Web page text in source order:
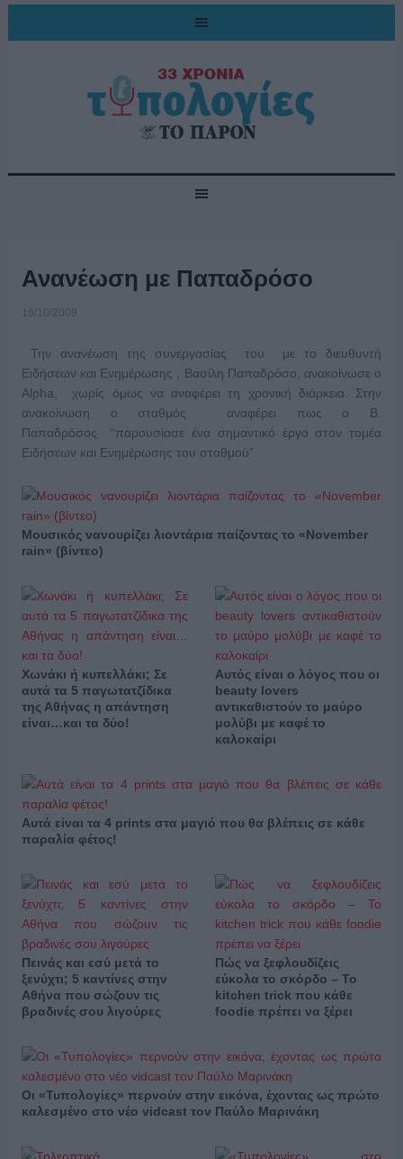
Ανανέωση με Παπαδρόσο
16/10/2009
Την ανανέωση της συνεργασίας του με το διευθυντή
Ειδήσεων και Ενημέρωσης , Βασίλη Παπαδρόσο, ανακοίνωσε ο
Alpha, χωρίς όμως να αναφέρει τη χρονική διάρκεια. Στην
ανακοίνωση ο σταθμός αναφέρει πως ο Β.
Παπαδρόσος “παρουσίασε ένα σημαντικό έργο στον τομέα
Ειδήσεων και Ενημέρωσης του σταθμού”.
Μουσικός νανουρίζει λιοντάρια παίζοντας το «November
rain» (βίντεο)
Χωνάκι ή κυπελλάκι; Σε
αυτά τα 5 παγωτατζίδικα
της Αθήνας η απάντηση
είναι…και τα δύο!
Αυτός είναι ο λόγος που οι
beauty lovers
αντικαθιστούν το μαύρο
μολύβι με καφέ το
καλοκαίρι
Αυτά είναι τα 4 prints στα μαγιό που θα βλέπεις σε κάθε
παραλία φέτος!
Πεινάς και εσύ μετά το
ξενύχτι; 5 καντίνες στην
Αθήνα που σώζουν τις
βραδινές σου λιγούρες
Πώς να ξεφλουδίζεις
εύκολα το σκόρδο – Το
kitchen trick που κάθε
foodie πρέπει να ξέρει
Οι «Τυπολογίες» περνούν στην εικόνα, έχοντας ως πρώτο
καλεσμένο στο νέο vidcast τον Παύλο Μαρινάκη